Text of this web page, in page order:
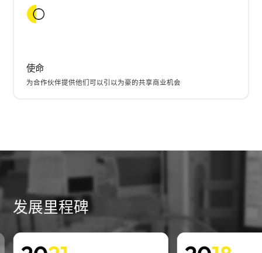
使命
为合作伙伴提供他们可以引以为豪的共享商业机会
发展里程碑